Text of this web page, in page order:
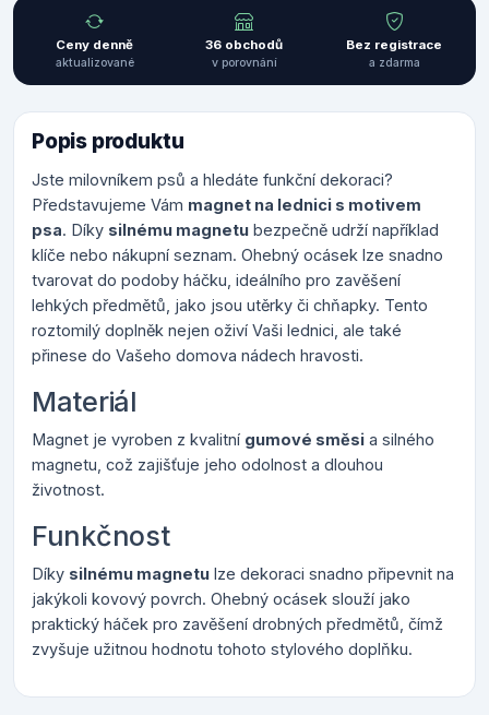
Ceny denně
aktualizované
36 obchodů
v porovnání
Bez registrace
a zdarma
Popis produktu
Jste milovníkem psů a hledáte funkční dekoraci?
Představujeme Vám magnet na lednici s motivem
psa. Díky silnému magnetu bezpečně udrží například
klíče nebo nákupní seznam. Ohebný ocásek lze snadno
tvarovat do podoby háčku, ideálního pro zavěšení
lehkých předmětů, jako jsou utěrky či chňapky. Tento
roztomilý doplněk nejen oživí Vaši lednici, ale také
přinese do Vašeho domova nádech hravosti.
Materiál
Magnet je vyroben z kvalitní gumové směsi a silného
magnetu, což zajišťuje jeho odolnost a dlouhou
životnost.
Funkčnost
Díky silnému magnetu lze dekoraci snadno připevnit na
jakýkoli kovový povrch. Ohebný ocásek slouží jako
praktický háček pro zavěšení drobných předmětů, čímž
zvyšuje užitnou hodnotu tohoto stylového doplňku.